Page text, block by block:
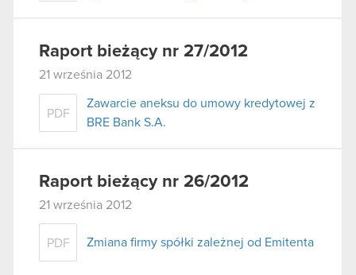
Raport bieżący nr 27/2012
21 września 2012
PDF
Zawarcie aneksu do umowy kredytowej z
BRE Bank S.A.
Raport bieżący nr 26/2012
21 września 2012
PDF Zmiana firmy spółki zależnej od Emitenta